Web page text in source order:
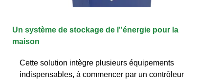
Un système de stockage de l''énergie pour la
maison
Cette solution intègre plusieurs équipements
indispensables, à commencer par un contrôleur